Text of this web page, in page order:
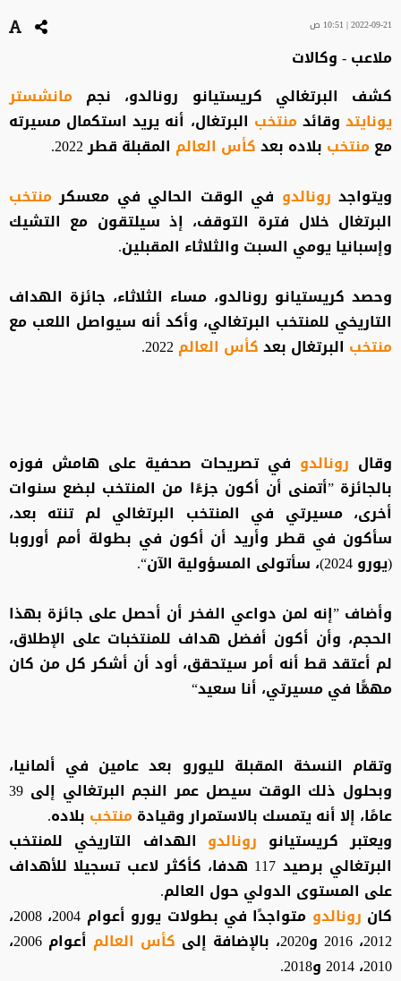
2022-09-21 | 10:51 ص
ملاعب - وكالات
كشف البرتغالي كريستيانو رونالدو، نجم مانشستر
يونايتد وقائدمنتخب البرتغال، أنه يريد استكمال مسيرته
معمنتخب بلاده بعدكأس العالم المقبلة قطر 2022.
ويتواجدرونالدو في الوقت الحالي في معسكرمنتخب
البرتغال خلال فترة التوقف، إذ سيلتقون مع التشيك
وإسبانيا يومي السبت والثلاثاء المقبلين.
وحصد كريستيانو رونالدو، مساء الثلاثاء، جائزة الهداف
التاريخي للمنتخب البرتغالي، وأكد أنه سيواصل اللعب مع
منتخب البرتغال بعدكأس العالم2022.
وقال رونالدو في تصريحات صحفية على هامش فوزه
بالجائزة ”أتمنى أن أكون جزءًا من المنتخب لبضع سنوات
أخرى، مسيرتي في المنتخب البرتغالي لم تنته بعد،
سأكون في قطر وأريد أن أكون في بطولة أمم أوروبا
(يورو 2024)، سأتولى المسؤولية الآن“.
وأضاف ”إنه لمن دواعي الفخر أن أحصل على جائزة بهذا
الحجم، وأن أكون أفضل هداف للمنتخبات على الإطلاق،
لم أعتقد قط أنه أمر سيتحقق، أود أن أشكر كل من كان
مهمًّا في مسيرتي، أنا سعيد“
وتقام النسخة المقبلة لليورو بعد عامين في ألمانيا،
وبحلول ذلك الوقت سيصل عمر النجم البرتغالي إلى 39
عامًا، إلا أنه يتمسك بالاستمرار وقيادةمنتخب بلاده.
ويعتبر كريستيانو رونالدو الهداف التاريخي للمنتخب
البرتغالي برصيد 117 هدفا، كأكثر لاعب تسجيلا للأهداف
على المستوى الدولي حول العالم.
كان رونالدو
متواجدًا في بطولات يورو أعوام 2004، 2008،
2012، 2016 و2020، بالإضافة إلى
كأس العالم
أعوام 2006،
2010، 2014 و2018.